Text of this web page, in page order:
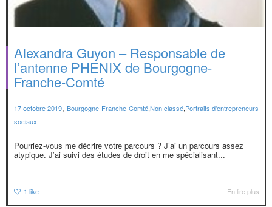
Alexandra Guyon – Responsable de
l’antenne PHENIX de Bourgogne-
Franche-Comté
17 octobre 2019, Bourgogne-Franche-Comté,Non classé,Portraits d'entrepreneurs
sociaux
Pourriez-vous me décrire votre parcours ? J’ai un parcours assez
atypique. J’ai suivi des études de droit en me spécialisant...
1 like En lire plus